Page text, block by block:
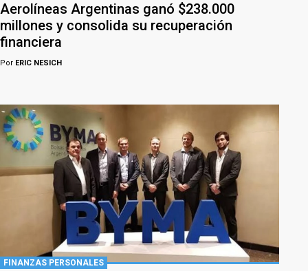
Aerolíneas Argentinas ganó $238.000
millones y consolida su recuperación
financiera
Por ERIC NESICH
FINANZAS PERSONALES